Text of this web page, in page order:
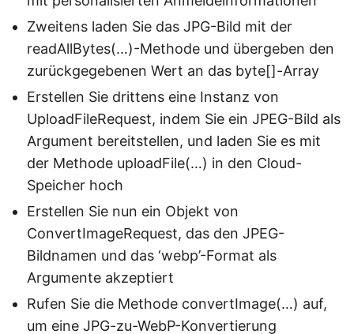
Zweitens laden Sie das JPG-Bild mit der
readAllBytes(…)-Methode und übergeben den
zurückgegebenen Wert an das byte[]-Array
Erstellen Sie drittens eine Instanz von
UploadFileRequest, indem Sie ein JPEG-Bild als
Argument bereitstellen, und laden Sie es mit
der Methode uploadFile(…) in den Cloud-
Speicher hoch
Erstellen Sie nun ein Objekt von
ConvertImageRequest, das den JPEG-
Bildnamen und das ‘webp’-Format als
Argumente akzeptiert
Rufen Sie die Methode convertImage(…) auf,
um eine JPG-zu-WebP-Konvertierung